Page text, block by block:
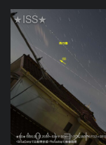
★ISS★
（＾０＾）コメト